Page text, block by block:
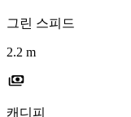
그린 스피드
2.2 m
캐디피